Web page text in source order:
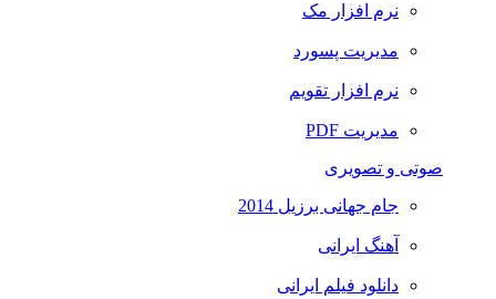
نرم افزار مک
مدیریت پسورد
نرم افزار تقویم
مدیریت PDF
صوتی و تصویری
جام جهانی برزیل 2014
آهنگ ایرانی
دانلود فیلم ایرانی